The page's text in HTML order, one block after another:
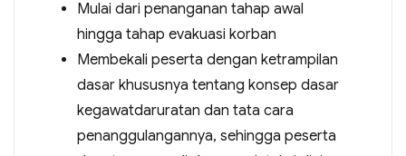
Mulai dari penanganan tahap awal
hingga tahap evakuasi korban
Membekali peserta dengan ketrampilan
dasar khususnya tentang konsep dasar
kegawatdaruratan dan tata cara
penanggulangannya, sehingga peserta